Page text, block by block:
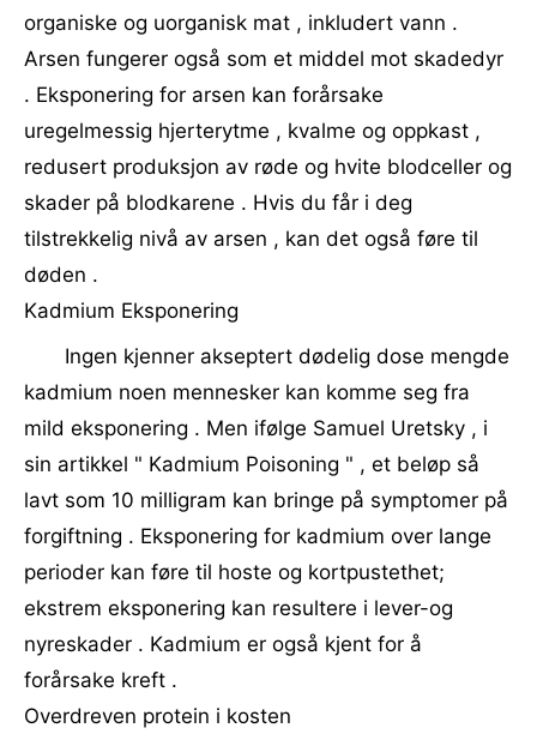
organiske og uorganisk mat , inkludert vann .
Arsen fungerer også som et middel mot skadedyr
. Eksponering for arsen kan forårsake
uregelmessig hjerterytme , kvalme og oppkast ,
redusert produksjon av røde og hvite blodceller og
skader på blodkarene . Hvis du får i deg
tilstrekkelig nivå av arsen , kan det også føre til
døden .
Kadmium Eksponering
Ingen kjenner akseptert dødelig dose mengde
kadmium noen mennesker kan komme seg fra
mild eksponering . Men ifølge Samuel Uretsky , i
sin artikkel " Kadmium Poisoning " , et beløp så
lavt som 10 milligram kan bringe på symptomer på
forgiftning . Eksponering for kadmium over lange
perioder kan føre til hoste og kortpustethet;
ekstrem eksponering kan resultere i lever-og
nyreskader . Kadmium er også kjent for å
forårsake kreft .
Overdreven protein i kosten